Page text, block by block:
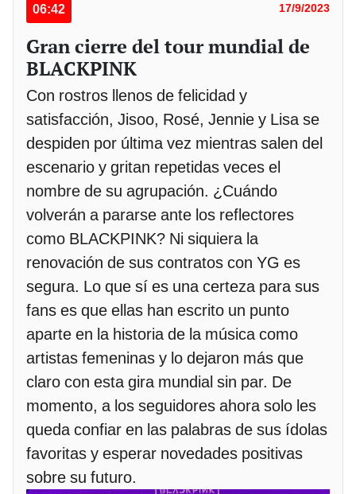
06:42 17/9/2023
Gran cierre del tour mundial de
BLACKPINK
Con rostros llenos de felicidad y
satisfacción, Jisoo, Rosé, Jennie y Lisa se
despiden por última vez mientras salen del
escenario y gritan repetidas veces el
nombre de su agrupación. ¿Cuándo
volverán a pararse ante los reflectores
como BLACKPINK? Ni siquiera la
renovación de sus contratos con YG es
segura. Lo que sí es una certeza para sus
fans es que ellas han escrito un punto
aparte en la historia de la música como
artistas femeninas y lo dejaron más que
claro con esta gira mundial sin par. De
momento, a los seguidores ahora solo les
queda confiar en las palabras de sus ídolas
favoritas y esperar novedades positivas
sobre su futuro.